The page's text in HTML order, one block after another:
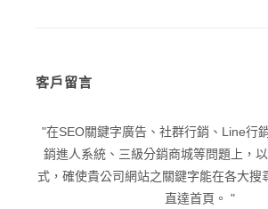
客戶留言
在SEO關鍵字廣告、社群行銷、Line行銷
銷進人系統、三級分銷商城等問題上，以
式，確使貴公司網站之關鍵字能在各大搜尋
直達首頁。